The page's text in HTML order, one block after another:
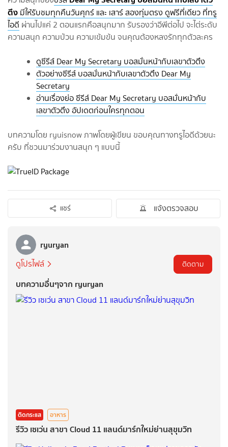
ตึง มีให้รับชมทุกคืนวันศุกร์ และ เสาร์ สองทุ่มตรง ดูฟรีที่เดียว ที่ทรู
ไอดี ผ่านไปแค่ 2 ตอนแรกคือสนุกมาก รับรองว่าอีพีต่อไป จะไต่ระดับ
ความสนุก ความป่วน ความเข้มข้น จนคุณต้องหลงรักทุกตัวละคร
ดูซีรีส์ Dear My Secretary บอสมั่นหน้ากับเลขาตัวตึง
ตัวอย่างซีรีส์ บอสมั่นหน้ากับเลขาตัวตึง Dear My
Secretary
อ่านเรื่องย่อ ซีรีส์ Dear My Secretary บอสมั่นหน้ากับ
เลขาตัวตึง อัปเดตก่อนใครทุกตอน
บทความโดย ryuisnow ภาพโดยผู้เขียน ขอบคุณทางทรูไอดีด้วยนะ
ครับ ที่ชวนมาร่วมงานสนุก ๆ แบบนี้
แชร์ แจ้งตรวจสอบ
ryuryan
ดูโปรไฟล์ ติดตาม
บทความอื่นๆจาก ryuryan
ติดกระแส อาหาร
รีวิว เซเว่น สาขา Cloud 11 แลนด์มาร์กใหม่ย่านสุขุมวิท